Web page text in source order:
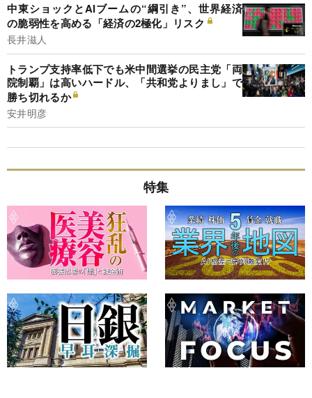
中東ショックとAIブームの“綱引き”、世界経済
の脆弱性を高める「経済の2極化」リスク
長井滋人
トランプ支持率低下でも米中間選挙の民主党「両
院制覇」は高いハードル、「共和党よりまし」で
勝ち切れるか
安井明彦
特集